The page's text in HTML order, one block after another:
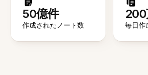
50億件
作成されたノート数 毎日作